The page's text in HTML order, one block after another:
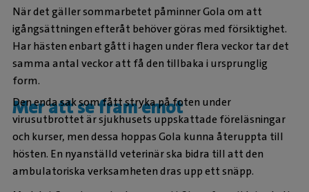
När det gäller sommarbetet påminner Gola om att
igångsättningen efteråt behöver göras med försiktighet.
Har hästen enbart gått i hagen under flera veckor tar det
samma antal veckor att få den tillbaka i ursprunglig
form.
Mer att se fram emot
Den enda sak som fått stryka på foten under
virusutbrottet är sjukhusets uppskattade föreläsningar
och kurser, men dessa hoppas Gola kunna återuppta till
hösten. En nyanställd veterinär ska bidra till att den
ambulatoriska verksamheten dras upp ett snäpp.